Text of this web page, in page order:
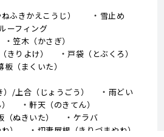
ふきかえこうじ）
雪止め
ーフィング
笠木（かさぎ）
きりよけ）
戸袋（とぶくろ）
板（まくいた）
/上合（じょうごう）
雨どい
軒天（のきてん）
（ぬきいた）
ケラバ
）
切妻屋根（きりづまやね）